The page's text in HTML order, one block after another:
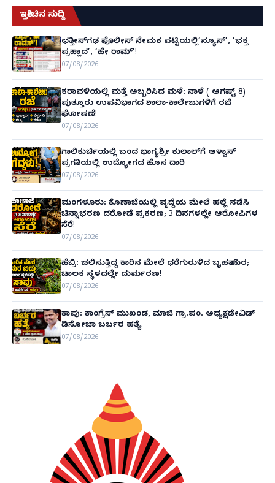
ಇತ್ತೀಚಿನ ಸುದ್ದಿ
ಛತ್ತೀಸ್‌ಗಢ ಪೊಲೀಸ್ ನೇಮಕ ಪಟ್ಟಿಯಲ್ಲಿ‘ನ್ಯೂಸ್’, ‘ಭಕ್ತ
ಪ್ರಹ್ಲಾದ’, ‘ಹೇ ರಾಮ್’!
07/08/2026
ಕರಾವಳಿಯಲ್ಲಿ ಮತ್ತೆ ಅಬ್ಬರಿಸಿದ ಮಳೆ: ನಾಳೆ ( ಆಗಷ್ಟ್ 8)
ಪುತ್ತೂರು ಉಪವಿಭಾಗದ ಶಾಲಾ-ಕಾಲೇಜುಗಳಿಗೆ ರಜೆ
ಘೋಷಣೆ!
07/08/2026
ಗಾಲಿಕುರ್ಚಿಯಲ್ಲಿ ಬಂದ ಭಾಗ್ಯಶ್ರೀ ಕುಲಾಲ್‌ಗೆ ಆಳ್ವಾಸ್
ಪ್ರಗತಿಯಲ್ಲಿ ಉದ್ಯೋಗದ ಹೊಸ ದಾರಿ
07/08/2026
ಮಂಗಳೂರು: ಕೊಣಾಜೆಯಲ್ಲಿ ವೃದ್ಧೆಯ ಮೇಲೆ ಹಲ್ಲೆ ನಡೆಸಿ
ಚಿನ್ನಾಭರಣ ದರೋಡೆ ಪ್ರಕರಣ; 3 ದಿನಗಳಲ್ಲೇ ಆರೋಪಿಗಳ
ಸೆರೆ!
07/08/2026
ಹೆಬ್ರಿ: ಚಲಿಸುತ್ತಿದ್ದ ಕಾರಿನ ಮೇಲೆ ಧರೆಗುರುಳಿದ ಬೃಹತ್ ಮರ;
ಚಾಲಕ ಸ್ಥಳದಲ್ಲೇ ದುರ್ಮರಣ!
07/08/2026
ಕಾಪು: ಕಾಂಗ್ರೆಸ್ ಮುಖಂಡ, ಮಾಜಿ ಗ್ರಾ.ಪಂ. ಅಧ್ಯಕ್ಷಡೇವಿಡ್
ಡಿಸೋಜಾ ಬರ್ಬರ ಹತ್ಯೆ
07/08/2026